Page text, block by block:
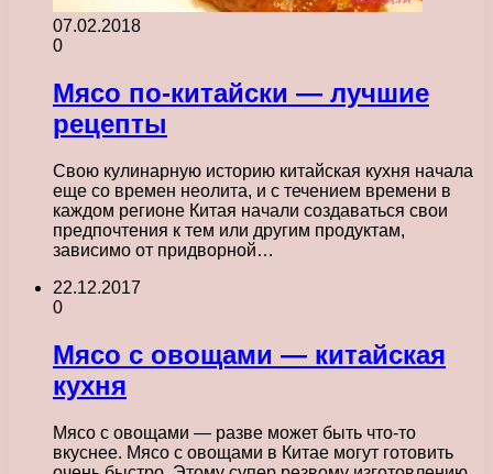
07.02.2018
0
Мясо по-китайски — лучшие
рецепты
Свою кулинарную историю китайская кухня начала
еще со времен неолита, и с течением времени в
каждом регионе Китая начали создаваться свои
предпочтения к тем или другим продуктам,
зависимо от придворной…
22.12.2017
0
Мясо с овощами — китайская
кухня
Мясо с овощами — разве может быть что-то
вкуснее. Мясо с овощами в Китае могут готовить